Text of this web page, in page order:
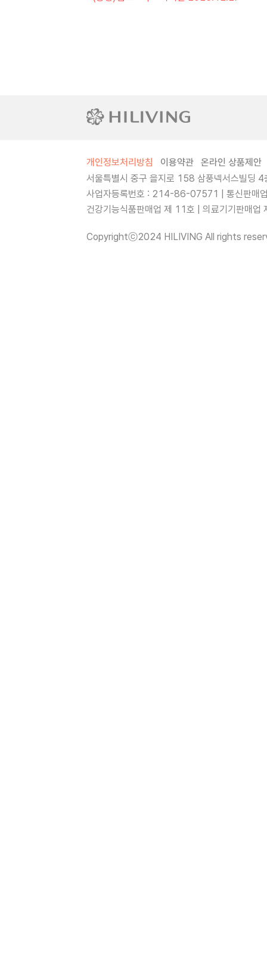
개인정보처리방침 이용약관
온라인 상품제안
서울특별시 중구 을지로 158 삼풍넥서스빌딩
사업자등록번호 : 214-86-07571 | 통신판매
건강기능식품판매업 제 11호 | 의료기기판매
Copyrightⓒ2024 HILIVING All rights